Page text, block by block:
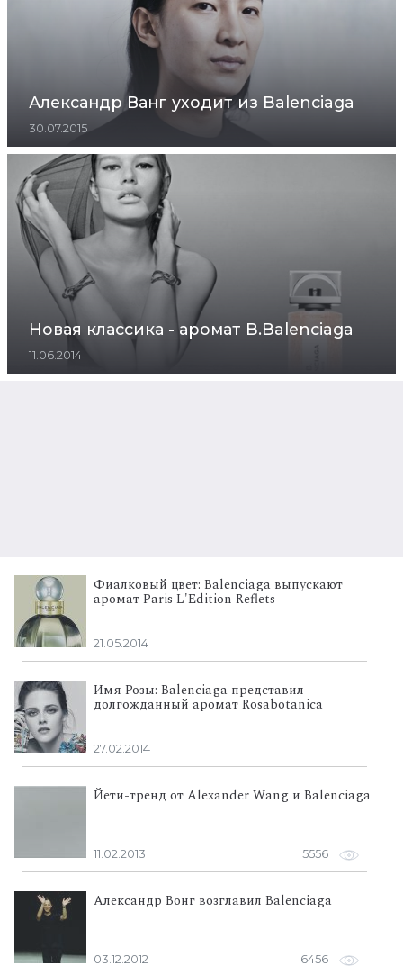
Александр Ванг уходит из Balenciaga
30.07.2015
Новая классика - аромат B.Balenciaga
11.06.2014
Фиалковый цвет: Balenciaga выпускают
аромат Paris L'Edition Reflets
21.05.2014
Имя Розы: Balenciaga представил
долгожданный аромат Rosabotanica
27.02.2014
Йети-тренд от Alexander Wang и Balenciaga
11.02.2013 5556
Александр Вонг возглавил Balenciaga
03.12.2012 6456